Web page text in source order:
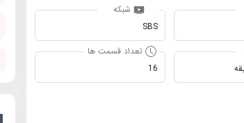
شبکه
SBS
تعداد قسمت ها
16